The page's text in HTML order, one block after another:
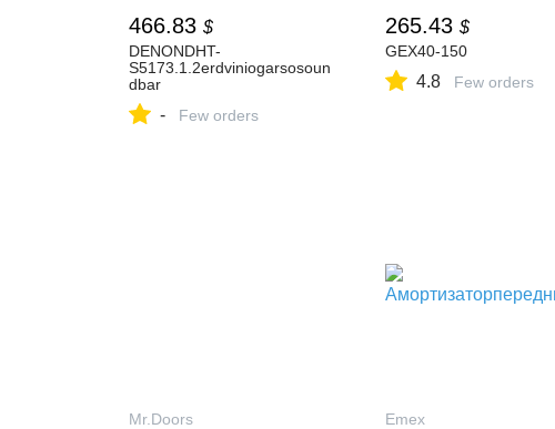
466.83 $
DENONDHT-
S5173.1.2erdviniogarsosoun
dbar
- Few orders
265.43 $
GEX40-150
4.8 Few orders
Mr.Doors Emex